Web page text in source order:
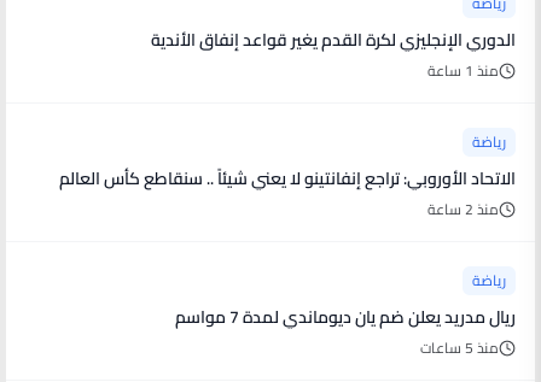
الدوري الإنجليزي لكرة القدم يغير قواعد إنفاق الأندية
منذ 1 ساعة
رياضة
الاتحاد الأوروبي: تراجع إنفانتينو لا يعني شيئاً .. سنقاطع كأس العالم
منذ 2 ساعة
رياضة
ريال مدريد يعلن ضم يان ديوماندي لمدة 7 مواسم
منذ 5 ساعات